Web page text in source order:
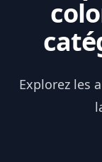
Explorez les